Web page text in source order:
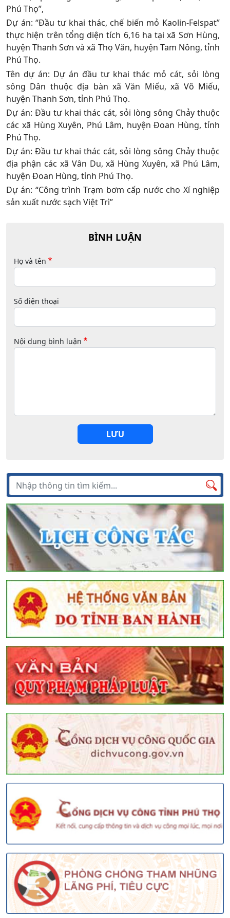
Phú Thọ”,
Dự án: “Đầu tư khai thác, chế biến mỏ Kaolin-Felspat”
thực hiện trên tổng diện tích 6,16 ha tại xã Sơn Hùng,
huyện Thanh Sơn và xã Thọ Văn, huyện Tam Nông, tỉnh
Phú Thọ.
Tên dự án: Dự án đầu tư khai thác mỏ cát, sỏi lòng
sông Dân thuộc địa bàn xã Văn Miếu, xã Võ Miếu,
huyện Thanh Sơn, tỉnh Phú Thọ.
Dự án: Đầu tư khai thác cát, sỏi lòng sông Chảy thuộc
các xã Hùng Xuyên, Phú Lâm, huyện Đoan Hùng, tỉnh
Phú Thọ.
Dự án: Đầu tư khai thác cát, sỏi lòng sông Chảy thuộc
địa phận các xã Vân Du, xã Hùng Xuyên, xã Phú Lâm,
huyện Đoan Hùng, tỉnh Phú Thọ.
Dự án: “Công trình Trạm bơm cấp nước cho Xí nghiệp
sản xuất nước sạch Việt Trì”
BÌNH LUẬN
Họ và tên
Số điện thoại
Nội dung bình luận
LƯU
Tìm kiếm
Tìm
kiếm